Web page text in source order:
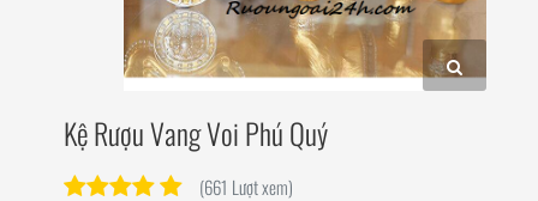
Kệ Rượu Vang Voi Phú Quý
(661 Lượt xem)